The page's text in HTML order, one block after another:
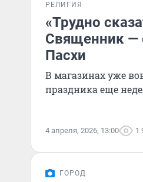
РЕЛИГИЯ
«Трудно
Священник —
Пасхи
В магазинах уже
праздника еще
4 апреля, 2026, 13:00 1
ГОРОД